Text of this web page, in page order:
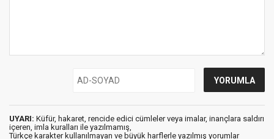
UYARI: Küfür, hakaret, rencide edici cümleler veya imalar, inançlara saldırı
içeren, imla kuralları ile yazılmamış,
Türkçe karakter kullanılmayan ve büyük harflerle yazılmış yorumlar